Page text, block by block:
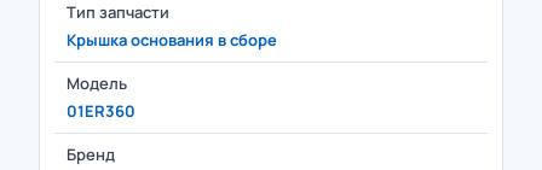
Тип запчасти
Крышка основания в сборе
Модель
01ER360
Бренд